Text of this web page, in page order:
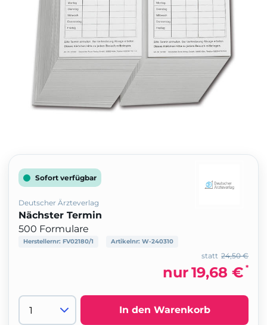
Sofort verfügbar
Deutscher Ärzteverlag
Nächster Termin
500 Formulare
Herstellernr: FV02180/1 Artikelnr: W-240310
24,50 €
statt
nur19,68 € *
In den Warenkorb